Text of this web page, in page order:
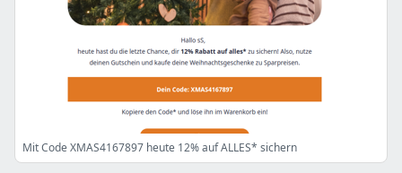
Mit Code XMAS4167897 heute 12% auf ALLES* sichern